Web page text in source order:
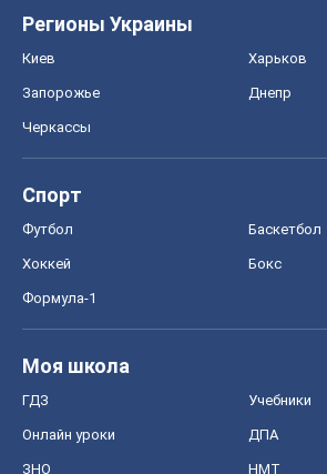
Регионы Украины
Киев Харьков
Запорожье Днепр
Черкассы
Спорт
Футбол Баскетбол
Хоккей Бокс
Формула-1
Моя школа
ГДЗ Учебники
Онлайн уроки ДПА
ЗНО НМТ